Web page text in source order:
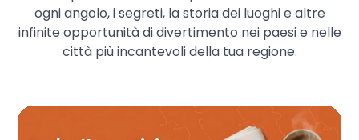
ogni angolo, i segreti, la storia dei luoghi e altre
infinite opportunità di divertimento nei paesi e nelle
città più incantevoli della tua regione.